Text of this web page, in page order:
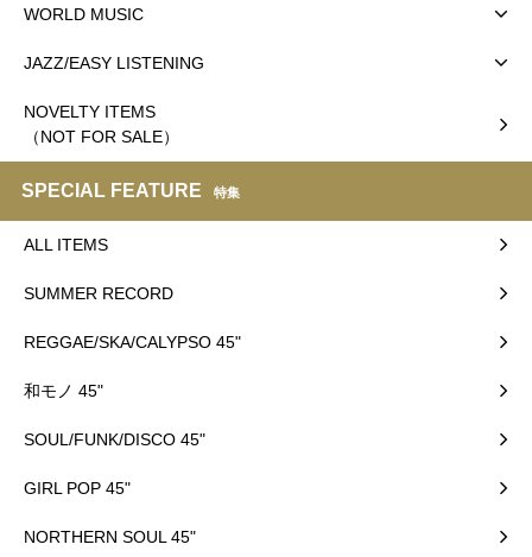
WORLD MUSIC
JAZZ/EASY LISTENING
NOVELTY ITEMS
（NOT FOR SALE）
SPECIAL FEATURE 特集
ALL ITEMS
SUMMER RECORD
REGGAE/SKA/CALYPSO 45"
和モノ 45"
SOUL/FUNK/DISCO 45"
GIRL POP 45"
NORTHERN SOUL 45"